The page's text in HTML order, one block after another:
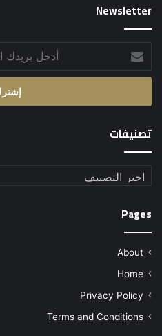
Newsletter
بريدك
الإلكتروني
تصنيفات
تصنيفات
Pages
About
Home
Privacy Policy
Terms and Conditions